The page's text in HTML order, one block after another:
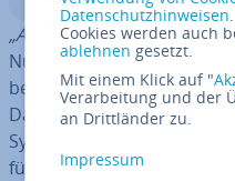
„Apache CouchDB has
Nutzer des Datenbank-
beim Start begrüßt.
Datenbank-Ma­nage­ment
Systems dabei an oberster
für Datenbank-Laien, die
Datenschutzhinweisen
Cookies werden auch
ablehnen gesetzt.
Mit einem Klick auf "
Verarbeitung und der
an Drittländer zu.
Impressum